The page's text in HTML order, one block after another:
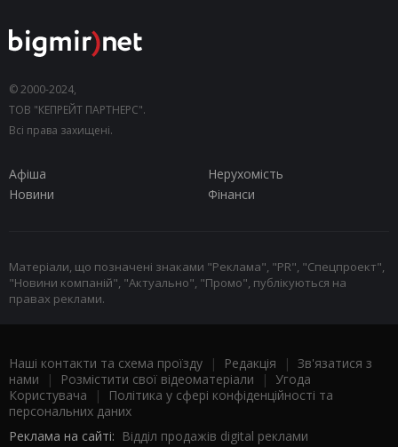
© 2000-2024,
ТОВ "КЕПРЕЙТ ПАРТНЕРС".
Всі права захищені.
Афіша
Нерухомість
Новини
Фінанси
Матеріали, що позначені знаками "Реклама", "PR", "Спецпроект",
"Новини компаній", "Актуально", "Промо", публікуються на
правах реклами.
Наші контакти та схема проїзду | Редакція | Зв'язатися з
нами | Розмістити свої відеоматеріали | Угода
Користувача |
Політика у сфері конфіденційності та
персональних даних
Реклама на сайті: Відділ продажів digital реклами